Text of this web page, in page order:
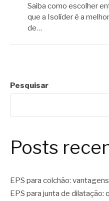
Saiba como escolher
que a Isolíder é a
de…
Pesquisar
Posts
EPS para colchão:
EPS para junta de dilatação: